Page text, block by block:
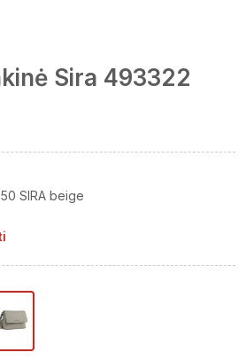
Sira 493322
SIRA beige